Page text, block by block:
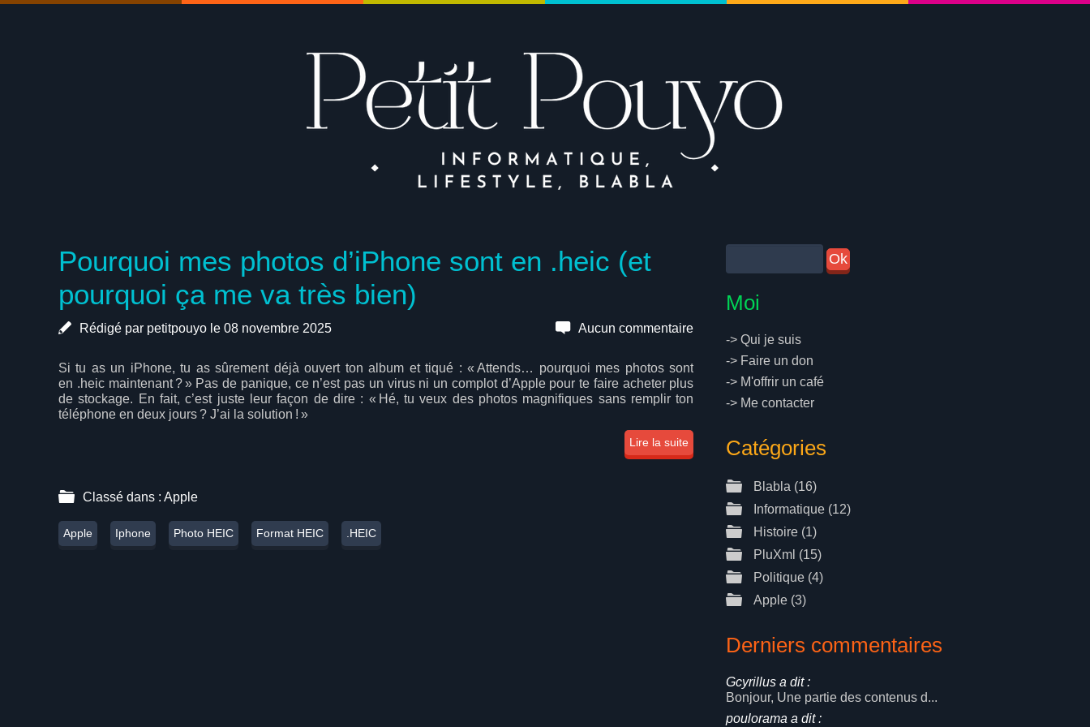
Pourquoi mes photos d’iPhone sont en .heic (et
pourquoi ça me va très bien)
Rédigé par petitpouyo le 08 novembre 2025 Aucun commentaire
Si tu as un iPhone, tu as sûrement déjà ouvert ton album et tiqué : « Attends… pourquoi mes photos sont
en .heic maintenant ? » Pas de panique, ce n’est pas un virus ni un complot d’Apple pour te faire acheter plus
de stockage. En fait, c’est juste leur façon de dire : « Hé, tu veux des photos magnifiques sans remplir ton
téléphone en deux jours ? J’ai la solution ! »
Lire la suite
Classé dans : Apple
Apple Iphone Photo HEIC Format HEIC .HEIC
Moi
->Qui je suis
-> Faire un don
-> M'offrir un café
-> Me contacter
Catégories
Blabla (16)
Informatique (12)
Histoire (1)
PluXml (15)
Politique (4)
Apple (3)
Derniers commentaires
Gcyrillus a dit :
Bonjour, Une partie des contenus d...
poulorama a dit :